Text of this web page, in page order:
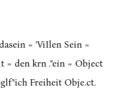
= 'ViIlen Sein =
= den krn ."ein = Object
Freiheit Obje.ct.